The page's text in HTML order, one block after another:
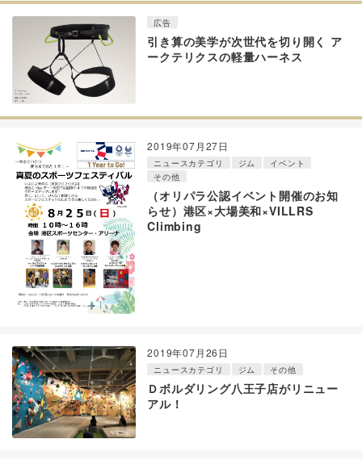
広告
引き算の美学が次世代を切り開く ア
ークテリクスの軽量ハーネス
2019年07月27日
ニュースカテゴリ ジム
イベント
その他
（オリパラ公認イベント開催のお知
らせ）港区×大場美和×VILLRS
Climbing
2019年07月26日
ニュースカテゴリ ジム その他
Ｄボルダリング八王子店がリニュー
アル！